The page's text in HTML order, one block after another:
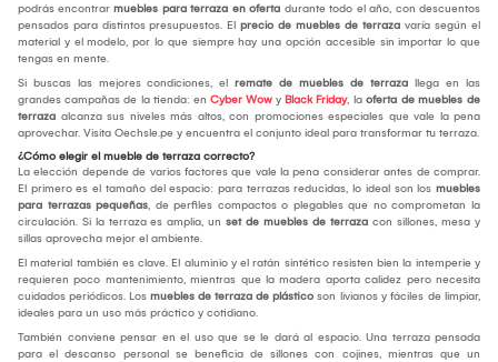
podrás encontrar muebles para terraza en oferta durante todo el año, con descuentos
pensados para distintos presupuestos. El precio de muebles de terraza varía según el
material y el modelo, por lo que siempre hay una opción accesible sin importar lo que
tengas en mente.
Si buscas las mejores condiciones, el remate de muebles de terraza llega en las
grandes campañas de la tienda: en Cyber Wow y Black Friday, la oferta de muebles de
terraza alcanza sus niveles más altos, con promociones especiales que vale la pena
aprovechar. Visita Oechsle.pe y encuentra el conjunto ideal para transformar tu terraza.
¿Cómo elegir el mueble de terraza correcto?
La elección depende de varios factores que vale la pena considerar antes de comprar.
El primero es el tamaño del espacio: para terrazas reducidas, lo ideal son los muebles
para terrazas pequeñas, de perfiles compactos o plegables que no comprometan la
circulación. Si la terraza es amplia, un set de muebles de terraza con sillones, mesa y
sillas aprovecha mejor el ambiente.
El material también es clave. El aluminio y el ratán sintético resisten bien la intemperie y
requieren poco mantenimiento, mientras que la madera aporta calidez pero necesita
cuidados periódicos. Los muebles de terraza de plástico son livianos y fáciles de limpiar,
ideales para un uso más práctico y cotidiano.
También conviene pensar en el uso que se le dará al espacio. Una terraza pensada
para el descanso personal se beneficia de sillones con cojines, mientras que un